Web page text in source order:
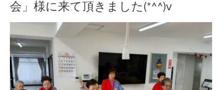
会」様に来て頂きました(*^^)v